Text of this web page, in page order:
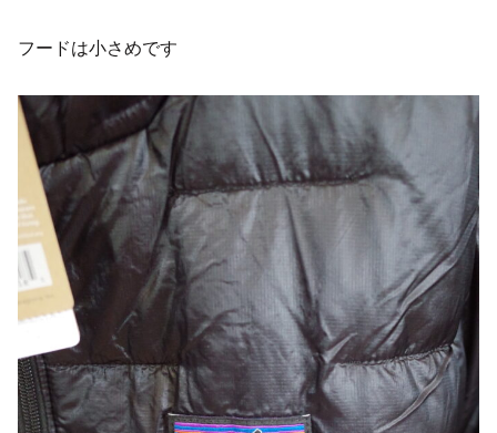
フードは小さめです